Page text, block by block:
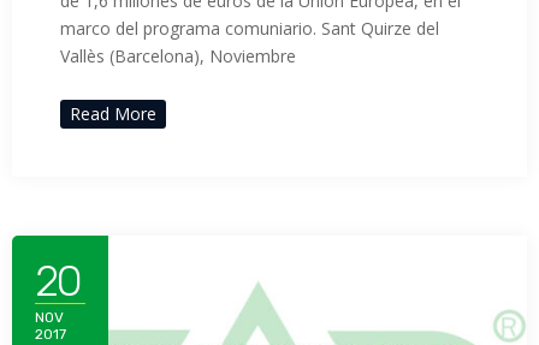
marco del programa comuniario. Sant Quirze del
Vallès (Barcelona), Noviembre
Read More
20
NOV
2017